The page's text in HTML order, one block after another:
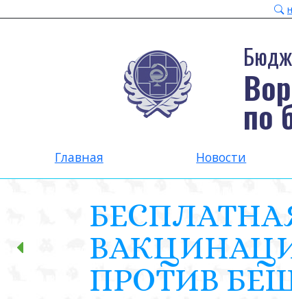
по
Главная Новости
ПРОТИВ